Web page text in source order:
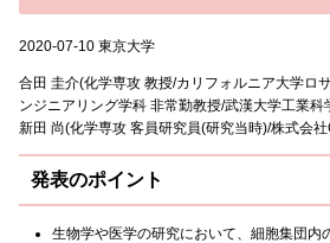
2020-07-10 東京大学
合田 圭介(化学専攻 教授/カリフォルニア大学ロ
ンジニアリング学科 非常勤教授/武漢大学工業科
新田 尚(化学専攻 客員研究員(研究当時)/株式会
発表のポイント
生物学や医学の研究において、細胞集団内